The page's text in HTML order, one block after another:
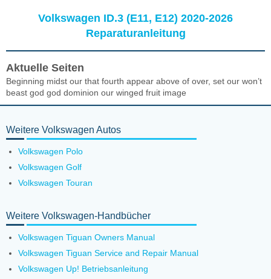
Volkswagen ID.3 (E11, E12) 2020-2026
Reparaturanleitung
Aktuelle Seiten
Beginning midst our that fourth appear above of over, set our won’t
beast god god dominion our winged fruit image
Weitere Volkswagen Autos
Volkswagen Polo
Volkswagen Golf
Volkswagen Touran
Weitere Volkswagen-Handbücher
Volkswagen Tiguan Owners Manual
Volkswagen Tiguan Service and Repair Manual
Volkswagen Up! Betriebsanleitung